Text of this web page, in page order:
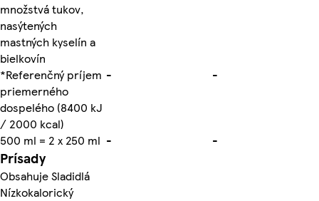
množstvá tukov,
nasýtených
mastných kyselín a
bielkovín
*Referenčný príjem
priemerného
dospelého (8400 kJ
/ 2000 kcal)
- -
500 ml = 2 x 250 ml - -
Prísady
Obsahuje Sladidlá
Nízkokalorický